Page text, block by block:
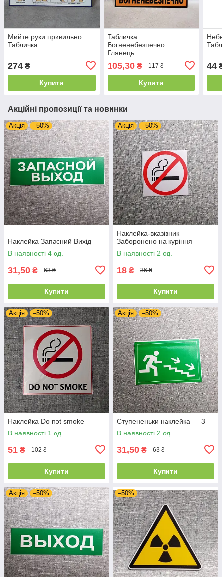
Мийте руки привильно
Табличка
274 ₴
Купити
Табличка
Вогненебезпечно.
Глянець
105,30₴ 117 ₴
Купити
44
Акційні пропозиції та новинки
Акція –50%
Наклейка Запасний Вихід
В наявності 4 од.
31,50 ₴ 63 ₴
Купити
Акція –50%
Наклейка-вказівник
Заборонено на куріння
В наявності 2 од.
18 ₴ 36 ₴
Купити
Акція –50%
Наклейка Do not smoke
В наявності 1 од.
51 ₴ 102 ₴
Купити
Акція –50%
Ступененьки наклейка — 3
В наявності 2 од.
31,50 ₴ 63 ₴
Купити
Акція –50% –50%